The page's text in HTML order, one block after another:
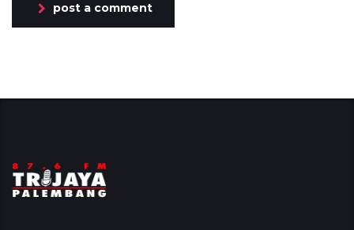
post a comment